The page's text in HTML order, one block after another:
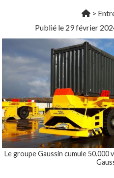
>
Publié le 29 février
Le groupe Gaussin cumule 50.000